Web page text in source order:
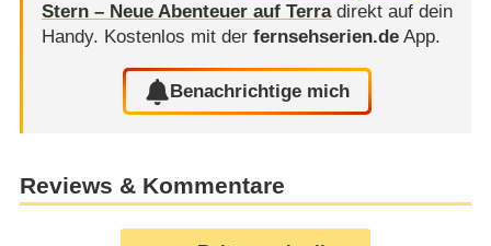
Stern – Neue Abenteuer auf Terradirekt auf dein
Handy. Kostenlos mit der fernsehserien.deApp.
Benachrichtige mich
Reviews & Kommentare